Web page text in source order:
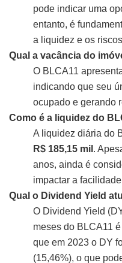
pode indicar uma
entanto, é
a liquidez e os
Qual a vacância do
O BLCA11
indicando que seu
ocupado e gerando
Como é a liquidez do
A liquidez diária do
R$ 185,15 mil .
anos, ainda é
impactar a
Qual o Dividend Yield
O Dividend Yield
meses do BLCA11
que em 2023 o DY
(15,46%), o que